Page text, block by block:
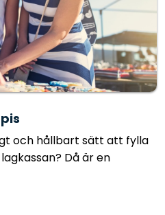
och hållbart sätt att fylla
Då är en